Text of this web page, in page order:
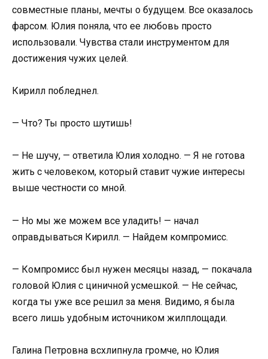
совместные планы, мечты о будущем. Все оказалось
фарсом. Юлия поняла, что ее любовь просто
использовали. Чувства стали инструментом для
достижения чужих целей.
Кирилл побледнел.
— Что? Ты просто шутишь!
— Не шучу, — ответила Юлия холодно. — Я не готова
жить с человеком, который ставит чужие интересы
выше честности со мной.
— Но мы же можем все уладить! — начал
оправдываться Кирилл. — Найдем компромисс.
— Компромисс был нужен месяцы назад, — покачала
головой Юлия с циничной усмешкой. — Не сейчас,
когда ты уже все решил за меня. Видимо, я была
всего лишь удобным источником жилплощади.
Галина Петровна всхлипнула громче, но Юлия